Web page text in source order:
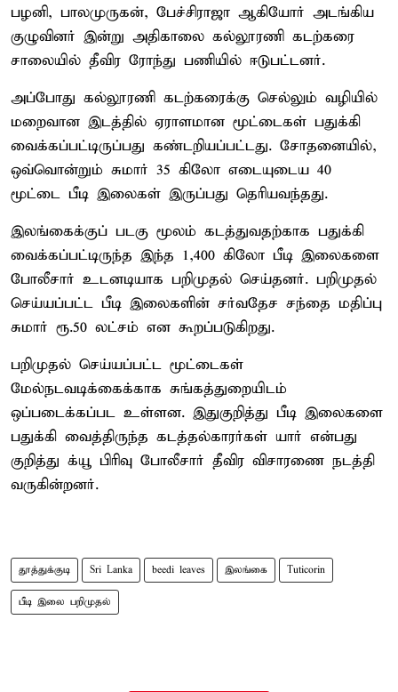
பழனி, பாலமுருகன், பேச்சிராஜா ஆகியோர் அடங்கிய
குழுவினர் இன்று அதிகாலை கல்லூரணி கடற்கரை
சாலையில் தீவிர ரோந்து பணியில் ஈடுபட்டனர்.
அப்போது கல்லூரணி கடற்கரைக்கு செல்லும் வழியில்
மறைவான இடத்தில் ஏராளமான மூட்டைகள் பதுக்கி
வைக்கப்பட்டிருப்பது கண்டறியப்பட்டது. சோதனையில்,
ஒவ்வொன்றும் சுமார் 35 கிலோ எடையுடைய 40
மூட்டை பீடி இலைகள் இருப்பது தெரியவந்தது.
இலங்கைக்குப் படகு மூலம் கடத்துவதற்காக பதுக்கி
வைக்கப்பட்டிருந்த இந்த 1,400 கிலோ பீடி இலைகளை
போலீசார் உடனடியாக பறிமுதல் செய்தனர். பறிமுதல்
செய்யப்பட்ட பீடி இலைகளின் சர்வதேச சந்தை மதிப்பு
சுமார் ரூ.50 லட்சம் என கூறப்படுகிறது.
பறிமுதல் செய்யப்பட்ட மூட்டைகள்
மேல்நடவடிக்கைக்காக சுங்கத்துறையிடம்
ஒப்படைக்கப்பட உள்ளன. இதுகுறித்து பீடி இலைகளை
பதுக்கி வைத்திருந்த கடத்தல்காரர்கள் யார் என்பது
குறித்து க்யூ பிரிவு போலீசார் தீவிர விசாரணை நடத்தி
வருகின்றனர்.
தூத்துக்குடி Sri Lanka beedi leaves இலங்கை Tuticorin
பீடி இலை பறிமுதல்